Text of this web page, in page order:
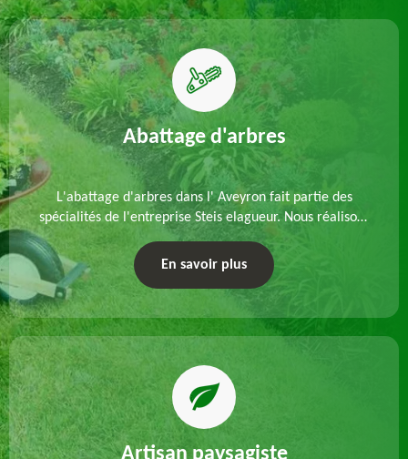
Abattage d'arbres
L'abattage d'arbres dans l' Aveyron fait partie des
spécialités de l'entreprise Steis elagueur. Nous réalisons
un abattage direct ou par démontage, tenant compte
des particularités du site et des végétaux.
En savoir plus
Artisan paysagiste